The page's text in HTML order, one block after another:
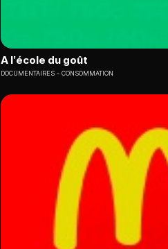
A l’école du goût
DOCUMENTAIRES CONSOMMATION